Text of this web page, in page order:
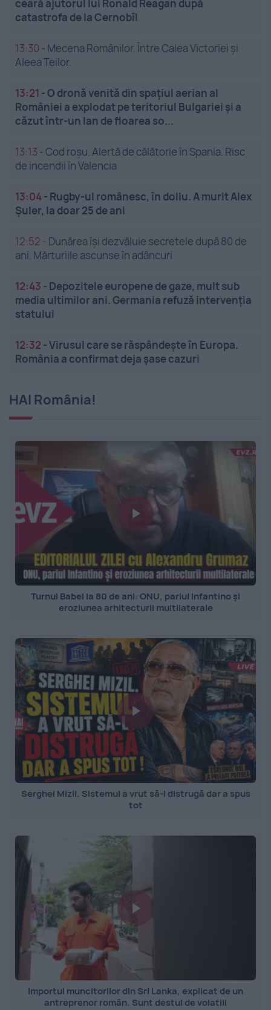
ceară ajutorul lui Ronald Reagan după
catastrofa de la Cernobîl
13:30 - Mecena Românilor. Între Calea Victoriei și
Aleea Teilor.
13:21 -O dronă venită din spațiul aerian al
României a explodat pe teritoriul Bulgariei și a
căzut într-un lan de floarea so...
13:13 -Cod roșu. Alertă de călătorie în Spania. Risc
de incendii în Valencia
13:04- Rugby-ul românesc, în doliu. A murit Alex
Șuler, la doar 25 de ani
12:52 - Dunărea își dezvăluie secretele după 80 de
ani. Mărturiile ascunse în adâncuri
12:43 - Depozitele europene de gaze, mult sub
media ultimilor ani. Germania refuză intervenția
statului
12:32 -Virusul care se răspândește în Europa.
România a confirmat deja șase cazuri
HAI România!
Turnul Babel la 80 de ani: ONU, pariul Infantino și
eroziunea arhitecturii multilaterale
Serghei Mizil. Sistemul a vrut să-l distrugă dar a spus
tot
Importul muncitorilor din Sri Lanka, explicat de un
antreprenor român. Sunt destul de volatili